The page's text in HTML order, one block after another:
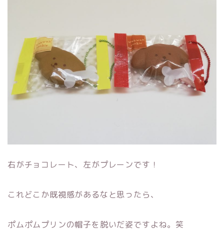
右がチョコレート、左がプレーンです！
これどこか既視感があるなと思ったら、
ポムポムプリンの帽子を脱いだ姿ですよね。笑